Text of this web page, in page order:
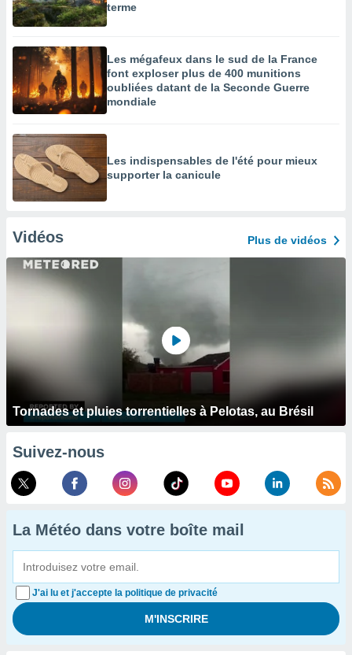
terme
Les mégafeux dans le sud de la France
font exploser plus de 400 munitions
oubliées datant de la Seconde Guerre
mondiale
Les indispensables de l'été pour mieux
supporter la canicule
Vidéos Plus de vidéos
Tornades et pluies torrentielles à Pelotas, au Brésil
Suivez-nous
La Météo dans votre boîte mail
J'ai lu et j'accepte la politique de privacité